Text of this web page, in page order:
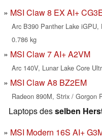
MSI Claw 8 EX AI+
Arc B390 Panther Lake
0.786 kg
MSI Claw 7 AI+ A2VM
Arc 140V, Lunar Lake Core
MSI Claw A8 BZ2EM
Radeon 890M, Strix / Gorgon
Laptops desselben
MSI Modern 16S AI+